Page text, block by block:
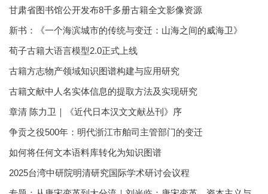
甘肃省图书馆公开发布8千多册古籍全文影像资源
新书：《一个海滨城市的传统与变迁：山海之间的威海卫》
荀子古籍大语言模型2.0正式上线
古籍方志物产领域知识图谱构建与应用研究
古籍文献中人名实体信息的提取方法及实现研究
章清 陈力卫｜《近代日本汉文文献丛刊》序
争贡之役500年：明代浙江市舶司主管部门的变迁
如何将任何文本语料库转化为知识图谱
2025台湾中研院明清研究国际学术研讨会议程